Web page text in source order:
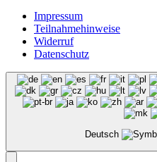
Impressum
Teilnahmehinweise
Widerruf
Datenschutz
Deutsch